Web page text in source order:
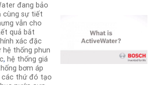
đang bảo
cùng sự tiết
vẫn cho
quả bắt
xác đặc
hệ thống phun
, hệ thống giá
bơm áp
các thứ đó tạo